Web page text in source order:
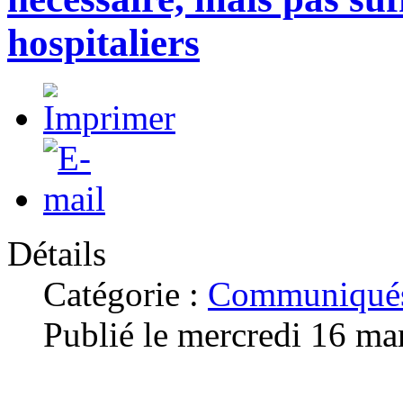
hospitaliers
Détails
Catégorie :
Publié le mercredi 16